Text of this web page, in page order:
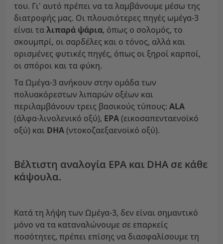
του. Γι' αυτό πρέπει να τα λαμβάνουμε μέσω της
διατροφής μας. Οι πλουσιότερες πηγές ωμέγα-3
είναι ταλιπαρά ψάρια, όπως ο σολομός, το
σκουμπρί, οι σαρδέλες και ο τόνος, αλλά και
ορισμένες φυτικές πηγές, όπως οι ξηροί καρποί,
οι σπόροι και τα φύκη.
Τα Ωμέγα-3 ανήκουν στην ομάδα των
πολυακόρεστων λιπαρών οξέων και
περιλαμβάνουν τρεις βασικούς τύπους: ALA
(άλφα-λινολενικό οξύ), EPA(εικοσαπενταενοϊκό
οξύ) και DHA(ντοκοζαεξαενοϊκό οξύ).
Βέλτιστη αναλογία EPA και DHA σε κάθε
κάψουλα.
Κατά τη λήψη των Ωμέγα-3, δεν είναι σημαντικό
μόνο να τα καταναλώνουμε σε επαρκείς
ποσότητες, πρέπει επίσης να διασφαλίσουμε τη